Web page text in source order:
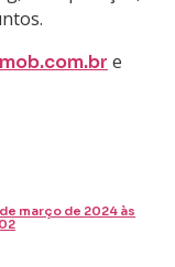
e
março de 2024 às